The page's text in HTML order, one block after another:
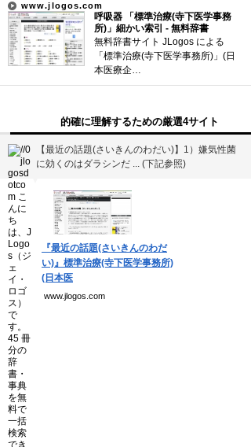
www.jlogos.com
呼吸器 「標準治療(寺下医学事務
所)」細かい索引 - 無料辞書
無料辞書サイト JLogos による
「標準治療(寺下医学事務所)」(日
本医療企…
的確に理解するための厳選4サイト
【最近の話題(さいきんのわだい)】1）嫌気性菌
に効くのはダラシンだ ... (下記参照)
『最近の話題(さいきんのわだ
い)』標準治療(寺下医学事務所)
(日本医
www.jlogos.com
UberEATSをお得に活用す…
エアコンのつけっぱなしは「損」
利用規約
個人情報保護方針
運営会社
Copyright(C) Ea.Inc.
All Right Reserved.